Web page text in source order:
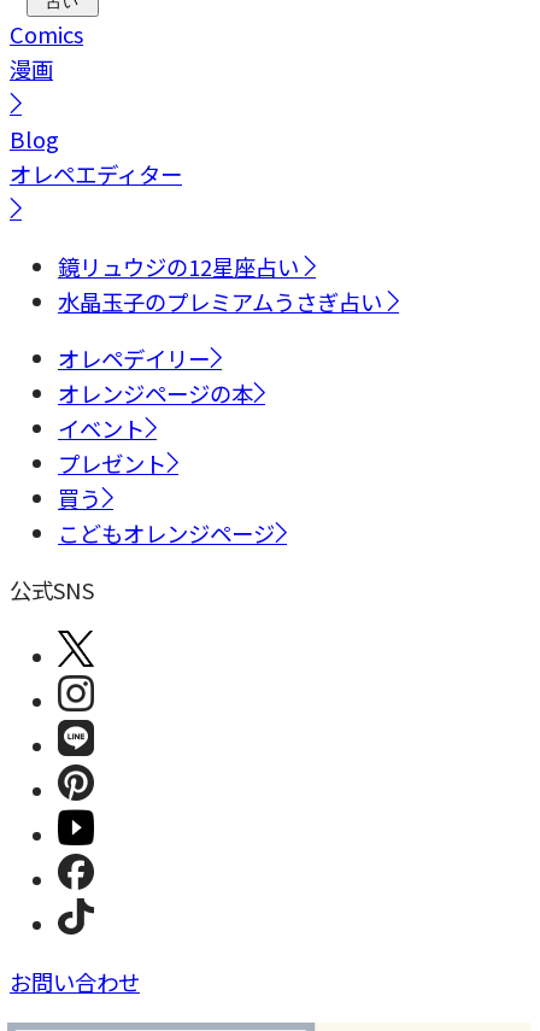
Comics
漫画
Blog
オレペエディター
鏡リュウジの12星座占い
水晶玉子のプレミアムうさぎ占い
オレペデイリー
オレンジページの本
イベント
プレゼント
買う
こどもオレンジページ
公式SNS
お問い合わせ